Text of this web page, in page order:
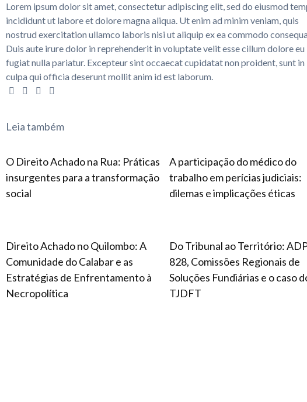
Lorem ipsum dolor sit amet, consectetur adipiscing elit, sed do eiusmod
incididunt ut labore et dolore magna aliqua. Ut enim ad minim veniam, quis
nostrud exercitation ullamco laboris nisi ut aliquip ex ea commodo
Duis aute irure dolor in reprehenderit in voluptate velit esse cillum dolore eu
fugiat nulla pariatur. Excepteur sint occaecat cupidatat non proident, sunt in
culpa qui officia deserunt mollit anim id est laborum.
Leia também
O Direito Achado na Rua: Práticas
insurgentes para a transformação
social
A participação do médico do
trabalho em perícias judiciais:
dilemas e implicações éticas
Direito Achado no Quilombo: A
Comunidade do Calabar e as
Estratégias de Enfrentamento à
Necropolítica
Do Tribunal ao Território:
828, Comissões Regionais de
Soluções Fundiárias e o caso
TJDFT